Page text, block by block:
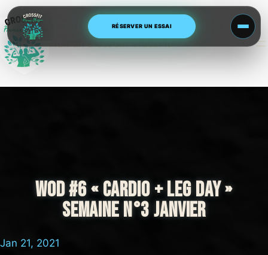
RÉSERVER UN ESSAI
Aller
au
contenu
Human Blossom CrossFit
WOD #6 « CARDIO + LEG DAY »
SEMAINE N°3 JANVIER
Jan 21, 2021